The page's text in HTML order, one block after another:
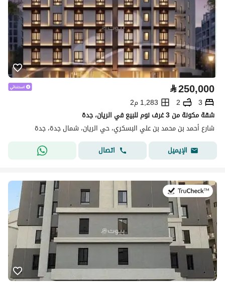
⃁250,000
3
2
1,283 م2
شقة مكونة من 3 غرف نوم للبيع في الريان، جدة
شارع أحمد بن محمد بن علي البسكري، حي الريان، شمال جدة، جدة
الإيميل
اتصال